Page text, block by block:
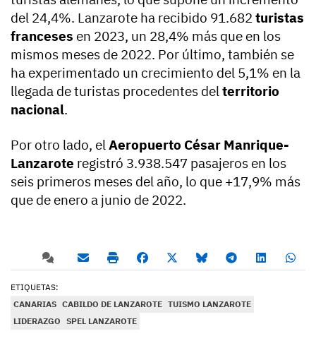
del 24,4%. Lanzarote ha recibido 91.682 turistas
franceses en 2023, un 28,4% más que en los
mismos meses de 2022. Por último, también se
ha experimentado un crecimiento del 5,1% en la
llegada de turistas procedentes del territorio
nacional.
Por otro lado, el Aeropuerto César Manrique-
Lanzarote registró 3.938.547 pasajeros en los
seis primeros meses del año, lo que +17,9% más
que de enero a junio de 2022.
ETIQUETAS:
CANARIAS CABILDO DE LANZAROTE TUISMO LANZAROTE
LIDERAZGO SPEL LANZAROTE